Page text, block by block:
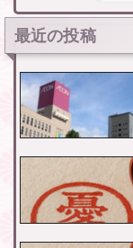
最近の投稿